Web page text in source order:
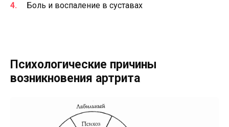
Боль и воспаление в суставах
Психологические причины
возникновения артрита